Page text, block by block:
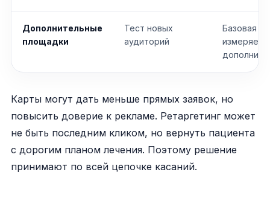
Дополнительные
площадки
Тест новых
аудиторий
Базовая
Карты могут дать меньше прямых заявок, но
повысить доверие к рекламе. Ретаргетинг может
не быть последним кликом, но вернуть пациента
с дорогим планом лечения. Поэтому решение
принимают по всей цепочке касаний.